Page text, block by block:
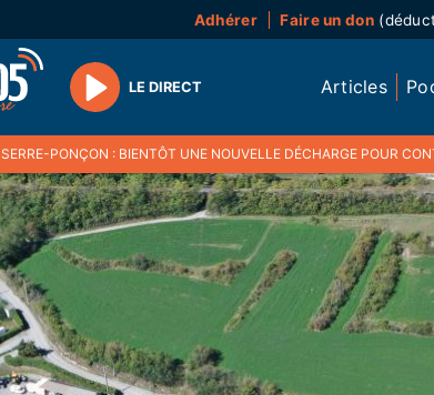
Adhérer Faire un don
Play
LE DIRECT Articles
SERRE-PONÇON : BIENTÔT UNE NOUVELLE DÉCHARGE POUR CONTINUER